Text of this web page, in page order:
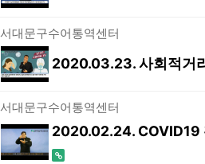
서대문구수어통역센터
2020.03.23. 사회적거
서대문구수어통역센터
2020.02.24. COVID19